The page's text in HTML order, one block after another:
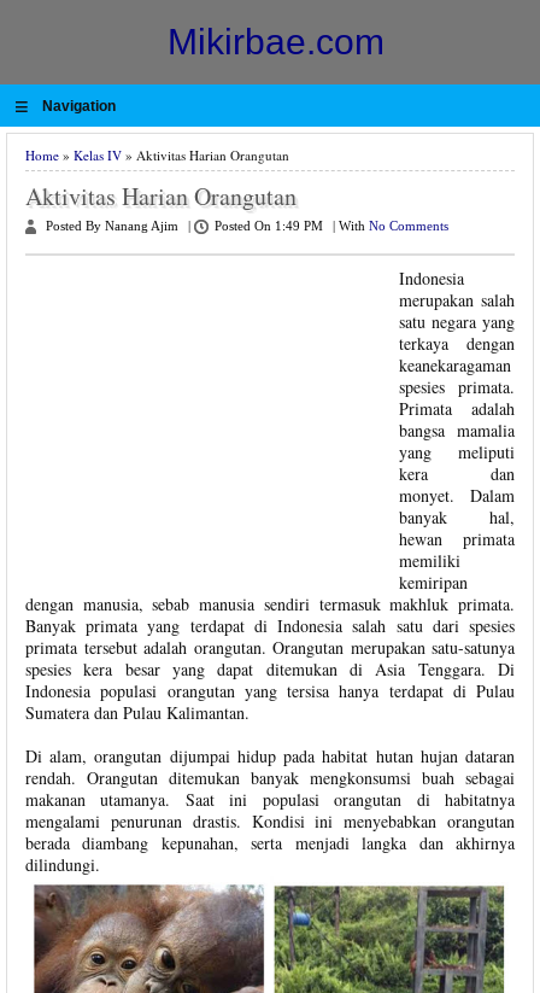
Mikirbae.com
≡ Navigation
Home » Kelas IV » Aktivitas Harian Orangutan
Aktivitas Harian Orangutan
Posted By Nanang Ajim Posted On 1:49 PM With No Comments
Indonesia
merupakan salah
satu negara yang
terkaya dengan
keanekaragaman
spesies primata.
Primata adalah
bangsa mamalia
yang meliputi
kera dan
monyet. Dalam
banyak hal,
hewan primata
memiliki
kemiripan
dengan manusia, sebab manusia sendiri termasuk makhluk primata.
Banyak primata yang terdapat di Indonesia salah satu dari spesies
primata tersebut adalah orangutan. Orangutan merupakan satu-satunya
spesies kera besar yang dapat ditemukan di Asia Tenggara. Di
Indonesia populasi orangutan yang tersisa hanya terdapat di Pulau
Sumatera dan Pulau Kalimantan.
Di alam, orangutan dijumpai hidup pada habitat hutan hujan dataran
rendah. Orangutan ditemukan banyak mengkonsumsi buah sebagai
makanan utamanya. Saat ini populasi orangutan di habitatnya
mengalami penurunan drastis. Kondisi ini menyebabkan orangutan
berada diambang kepunahan, serta menjadi langka dan akhirnya
dilindungi.